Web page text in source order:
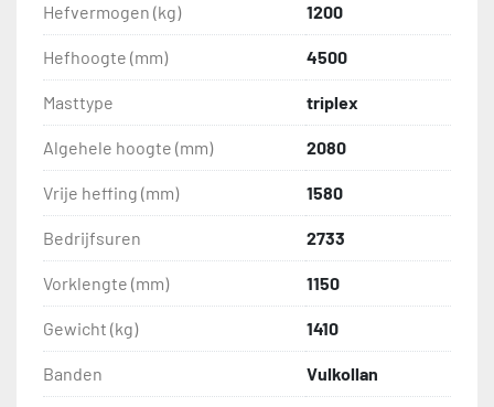
Hefvermogen (kg) 1200
Hefhoogte (mm) 4500
Masttype triplex
Algehele hoogte (mm) 2080
Vrije heffing (mm) 1580
Bedrijfsuren 2733
Vorklengte (mm) 1150
Gewicht (kg) 1410
Banden Vulkollan